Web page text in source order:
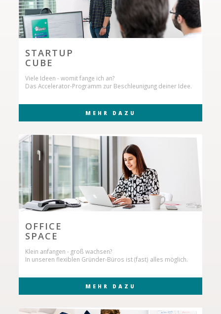
STARTUP
CUBE
Viele Ideen - womit fange ich an?
Das Accelerator-Programm zur Beschleunigung deiner Idee.
MEHR DAZU
OFFICE
SPACE
Klein anfangen - groß wachsen?
In unseren flexiblen Gründer-Büros ist (fast) alles möglich.
MEHR DAZU